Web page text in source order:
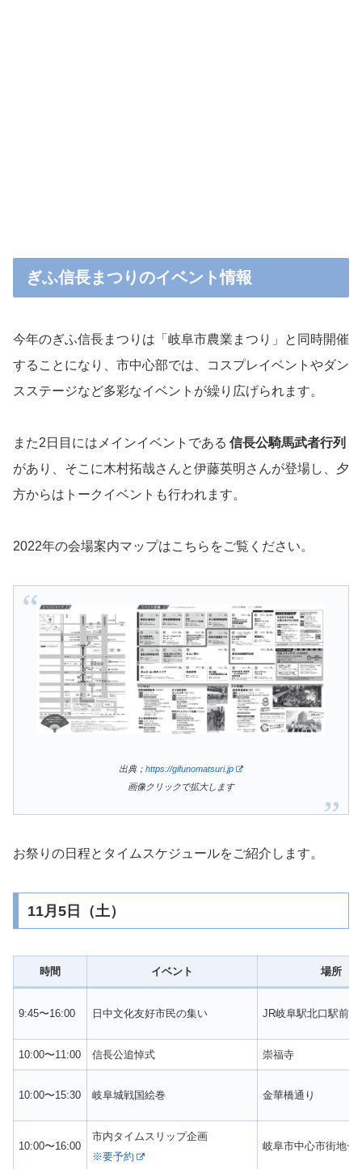
ぎふ信長まつりのイベント情報
今年のぎふ信長まつりは「岐阜市農業まつり」と同時開催
することになり、市中心部では、コスプレイベントやダン
スステージなど多彩なイベントが繰り広げられます。
また2日目にはメインイベントである 信長公騎馬武者行列
があり、そこに木村拓哉さんと伊藤英明さんが登場し、夕
方からはトークイベントも行われます。
2022年の会場案内マップはこちらをご覧ください。
出典； https://gifunomatsuri.jp
画像クリックで拡大します
お祭りの日程とタイムスケジュールをご紹介します。
11月5日（土）
時間 イベント 場所
9:45〜16:00 日中文化友好市民の集い JR岐阜駅北口駅前広
10:00〜11:00 信長公追悼式 崇福寺
10:00〜15:30 岐阜城戦国絵巻 金華橋通り
10:00〜16:00
市内タイムスリップ企画
※要予約
岐阜市中心市街地一